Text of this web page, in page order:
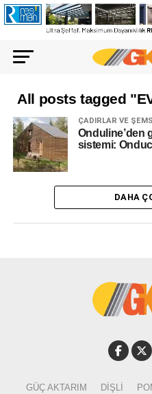
All posts tagged
ÇADIRLAR VE
Onduline’den
sistemi:
DAHA
GÜÇ AKTARIM DIŞLI